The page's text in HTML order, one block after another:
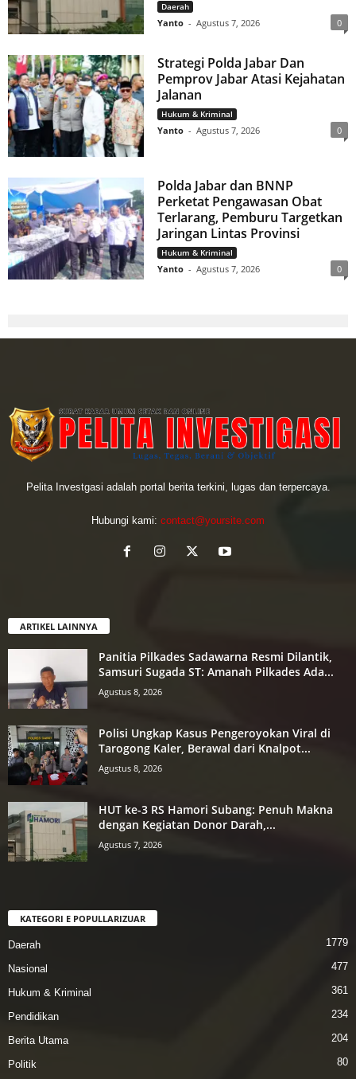
Daerah
Yanto - Agustus 7, 2026 0
Strategi Polda Jabar Dan
Pemprov Jabar Atasi Kejahatan
Jalanan
Hukum & Kriminal
Yanto - Agustus 7, 2026 0
Polda Jabar dan BNNP
Perketat Pengawasan Obat
Terlarang, Pemburu Targetkan
Jaringan Lintas Provinsi
Hukum & Kriminal
Yanto - Agustus 7, 2026 0
Pelita Investgasi adalah portal berita terkini, lugas dan terpercaya.
Hubungi kami: contact@yoursite.com
ARTIKEL LAINNYA
Panitia Pilkades Sadawarna Resmi Dilantik,
Samsuri Sugada ST: Amanah Pilkades Ada...
Agustus 8, 2026
Polisi Ungkap Kasus Pengeroyokan Viral di
Tarogong Kaler, Berawal dari Knalpot...
Agustus 8, 2026
HUT ke-3 RS Hamori Subang: Penuh Makna
dengan Kegiatan Donor Darah,...
Agustus 7, 2026
KATEGORI E POPULLARIZUAR
Daerah 1779
Nasional 477
Hukum & Kriminal 361
Pendidikan 234
Berita Utama 204
Politik 80